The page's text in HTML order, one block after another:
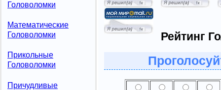
Головоломки
Математические
Головоломки
Прикольные
Головоломки
Причудливые
Рейтинг